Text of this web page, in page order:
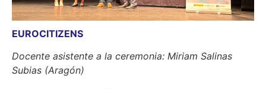
EUROCITIZENS
Docente asistente a la ceremonia: Miriam Salinas
Subias (Aragón)